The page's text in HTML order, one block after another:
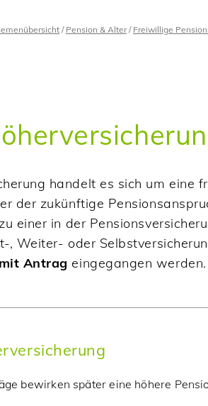
Pension & Alter
Freiwillige
handelt es sich um eine
der zukünftige
einer in der
, Weiter- oder
mit Antrag eingegangen werden.
bewirken später eine höhere